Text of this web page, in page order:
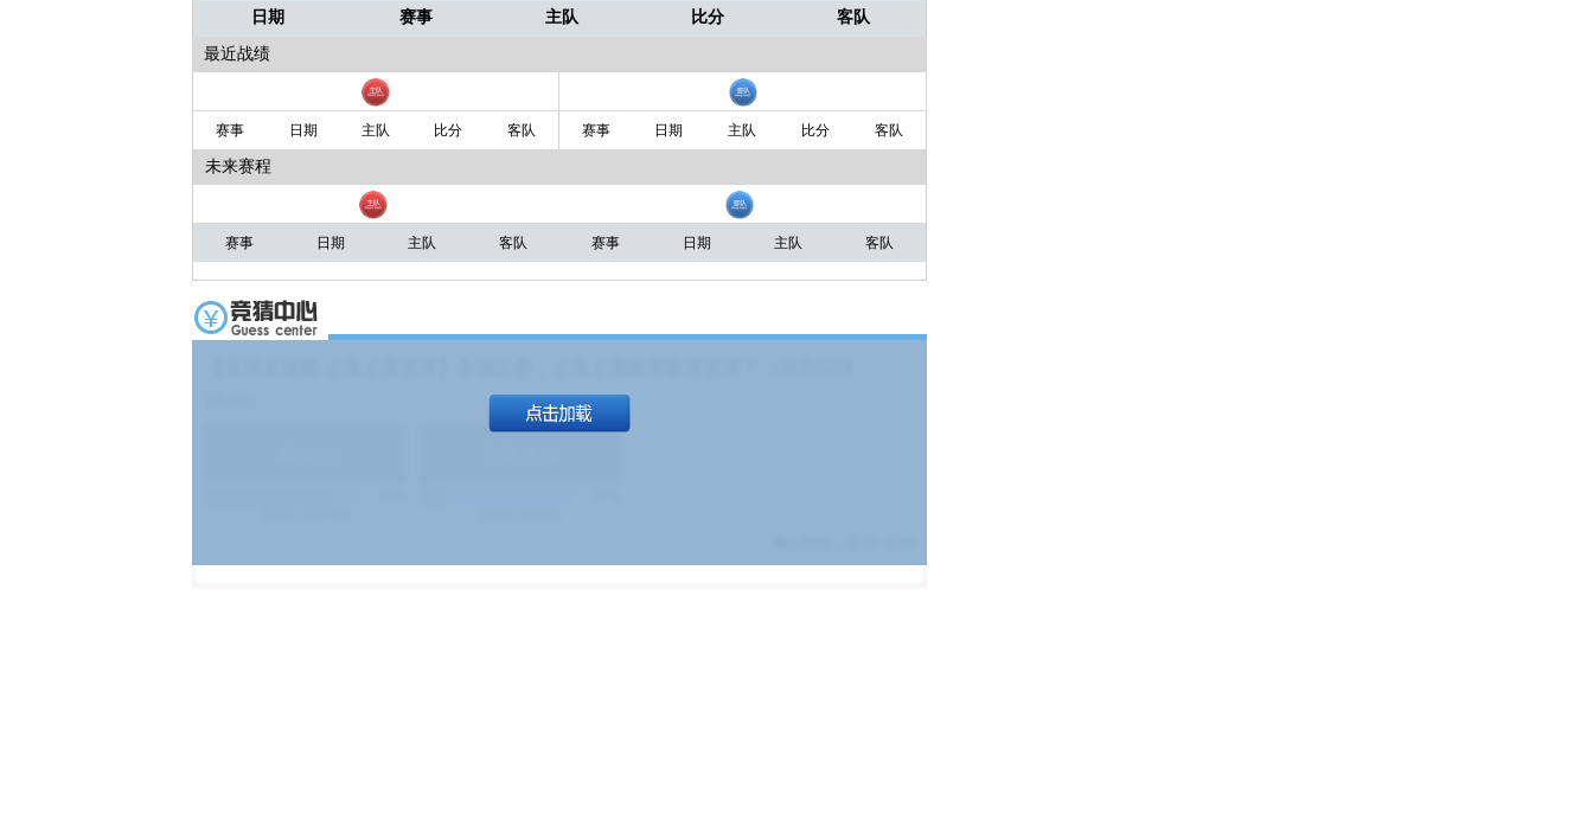
日期 赛事 主队 比分 客队
最近战绩
赛事 日期 主队 比分 客队 赛事 日期 主队 比分 客队
未来赛程
赛事 日期 主队 客队 赛事 日期 主队 客队